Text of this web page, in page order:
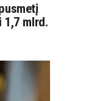
1,7 mlrd.